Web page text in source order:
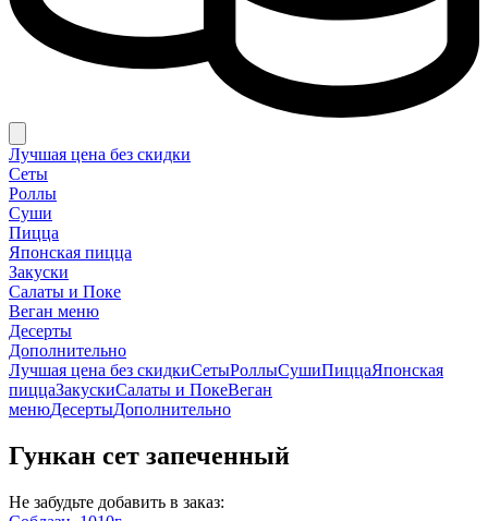
Лучшая цена без скидки
Сеты
Роллы
Суши
Пицца
Японская пицца
Закуски
Салаты и Поке
Веган меню
Десерты
Дополнительно
Лучшая цена без скидкиСетыРоллыСушиПиццаЯпонская
пиццаЗакускиСалаты и ПокеВеган
менюДесертыДополнительно
Гункан сет запеченный
Не забудьте добавить в заказ: